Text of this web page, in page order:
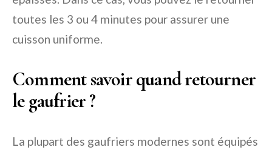
toutes les 3 ou 4 minutes pour assurer une
cuisson uniforme.
Comment savoir quand retourner
le gaufrier ?
La plupart des gaufriers modernes sont équipés